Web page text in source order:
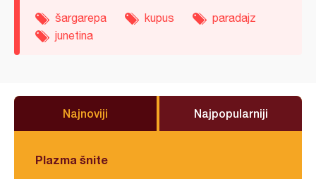
šargarepa kupus
paradajz
junetina
Najnoviji Najpopularniji
Plazma šnite